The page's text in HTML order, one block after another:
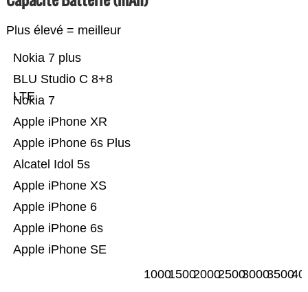
Plus élevé = meilleur
Apple iPhone SE
Apple iPhone 6s
Apple iPhone 6
Apple iPhone XS
Alcatel Idol 5s
Apple iPhone 6s Plus
Apple iPhone XR
Nokia 7
BLU Studio C 8+8
LTE
Nokia 7 plus
100015002000250030003500